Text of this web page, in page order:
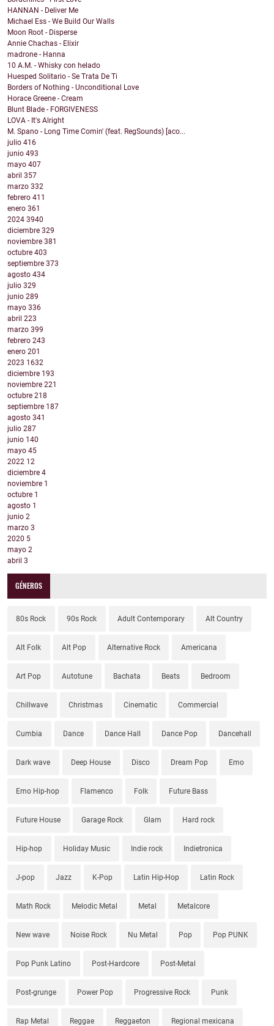
HANNAN - Deliver Me
Michael Ess - We Build Our Walls
Moon Root - Disperse
Annie Chachas - Elixir
madrone - Hanna
10 A.M. - Whisky con helado
Huesped Solitario - Se Trata De Ti
Borders of Nothing - Unconditional Love
Horace Greene - Cream
Blunt Blade - FORGIVENESS
LOVA - It's Alright
M. Spano - Long Time Comin' (feat. RegSounds) [aco...
julio 416
junio 493
mayo 407
abril 357
marzo 332
febrero 411
enero 361
2024 3940
diciembre 329
noviembre 381
octubre 403
septiembre 373
agosto 434
julio 329
junio 289
mayo 336
abril 223
marzo 399
febrero 243
enero 201
2023 1632
diciembre 193
noviembre 221
octubre 218
septiembre 187
agosto 341
julio 287
junio 140
mayo 45
2022 12
diciembre 4
noviembre 1
octubre 1
agosto 1
junio 2
marzo 3
2020 5
mayo 2
abril 3
GÉNEROS
80s Rock 90s Rock Adult Contemporary Alt Country
Alt Folk Alt Pop Alternative Rock Americana
Art Pop Autotune Bachata Beats Bedroom
Chillwave Christmas Cinematic Commercial
Cumbia Dance Dance Hall Dance Pop Dancehall
Dark wave Deep House Disco Dream Pop Emo
Emo Hip-hop Flamenco Folk Future Bass
Future House Garage Rock Glam Hard rock
Hip-hop Holiday Music Indie rock Indietronica
J-pop Jazz K-Pop Latin Hip-Hop Latin Rock
Math Rock Melodic Metal Metal Metalcore
New wave Noise Rock Nu Metal Pop Pop PUNK
Pop Punk Latino Post-Hardcore Post-Metal
Post-grunge Power Pop Progressive Rock Punk
Rap Metal Reggae Reggaeton Regional mexicana